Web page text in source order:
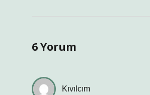
6 Yorum
Kıvılcım